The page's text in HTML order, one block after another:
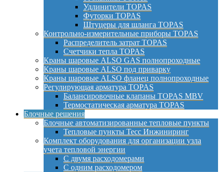
Удлинители TOPAS
Футорки TOPAS
Штуцеры для шланга TOPAS
Контрольно-измерительные приборы TOPAS
Распределитель затрат TOPAS
Счетчики тепла TOPAS
Краны шаровые ALSO GAS полнопроходные
Краны шаровые ALSO под приварку
Краны шаровые ALSO фланец полнопроходные
Регулирующая арматура TOPAS
Балансировочные клапаны TOPAS MBV
Термостатическая арматура TOPAS
Блочные решения
Блочные автоматизированные тепловые пункты
Тепловые пункты Тесс Инжиниринг
Комплект оборудования для организации узла
учета тепловой энергии
С двумя расходомерами
С одним расходомером